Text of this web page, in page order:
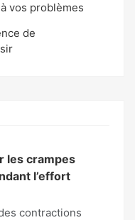
vos problèmes
de
les crampes
l’effort
contractions